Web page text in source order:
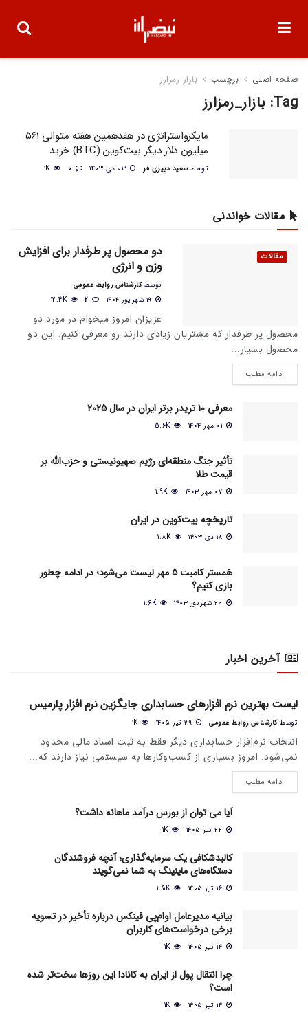
صفحه اصلی برچسب بازار_رمزارز
Tag: بازار_رمزارز
مایکرواستراتژی در هفدهمین هفته متوالی ۵۶۱
میلیون دلار دیگر بیت‌کوین (BTC) خرید
توسط سعید دبیری فر 1K
مقالات خواندنی
مقالات
دو محصول پر طرفدار برای افزایش
وزن و انرژی
توسط کارشناس روابط عمومی
12.4K
عزیزان امروز میخوام در مورد دو
محصول پر طرفدار که مشتریان زیادی دارند رو معرفی کنیم. این دو
محصول بسیار...
ادامه مطلب
معرفی 10 تریدر برتر ایران در سال 2025
5.6K
تأثیر جنگ منطقه‌ای رژیم صهیونیستی و حزب‌الله بر
قیمت طلا
1.9K
تاریخچه بیت‌کوین در ایران
1.8K
هَمستر کامبت 5 مهر لیست می‌شود؛ در ادامه چطور
بازی کنیم؟
1.6K
آخرین اخبار
اخبار عمومی بازار
لیست بهترین نرم افزارهای حسابداری جایگزین نرم افزار پارمیس
توسط کارشناس روابط عمومی 1K
انتخاب نرم‌افزار حسابداری دیگر فقط به ثبت اسناد مالی محدود
نمی‌شود. امروز بسیاری از کسب‌وکارها به سیستمی نیاز دارند که...
ادامه مطلب
آیا می‌ توان از بورس درآمد ماهانه داشت؟
1K
کالبدشکافی یک سرمایه‌گذاری؛ آنچه فروشندگان
دستگاه‌های ماینینگ به شما نمی‌گویند
1.5K
بیانیه مدیرعامل او‌ام‌پی فینکس درباره تأخیر در تسویه
برخی درخواست‌های کاربران
1K
چرا انتقال پول از ایران به کانادا این روزها سخت‌تر شده
است؟
1K